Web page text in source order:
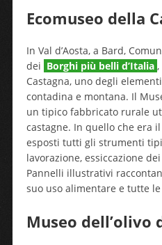
Ecomuseo della
In Val d’Aosta, a Bard,
dei Borghi più belli d’Italia ,
Castagna, uno degli
contadina e montana. Il
un tipico fabbricato rurale
castagne. In quello che era
esposti tutti gli strumenti
lavorazione, essiccazione
Pannelli illustrativi
suo uso alimentare e tutte
Museo dell’olivo